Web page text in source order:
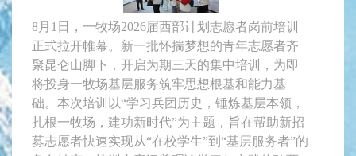
8月1日，一牧场2026届西部计划志愿者岗前培训
正式拉开帷幕。新一批怀揣梦想的青年志愿者齐
聚昆仑山脚下，开启为期三天的集中培训，为即
将投身一牧场基层服务筑牢思想根基和能力基
础。本次培训以“学习兵团历史，锤炼基层本领，
扎根一牧场，建功新时代”为主题，旨在帮助新招
募志愿者快速实现从“在校学生”到“基层服务者”的